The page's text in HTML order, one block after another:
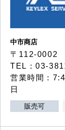
中市商店
〒112-0002
TEL：03-
営業時間：
日
販売可